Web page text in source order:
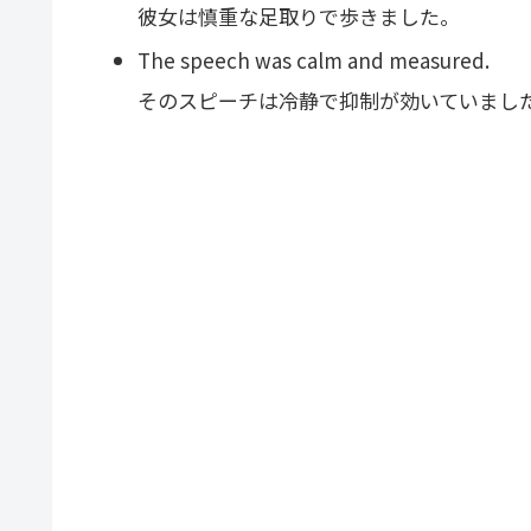
彼女は慎重な足取りで歩きました。
The speech was calm and measured.
そのスピーチは冷静で抑制が効いていまし